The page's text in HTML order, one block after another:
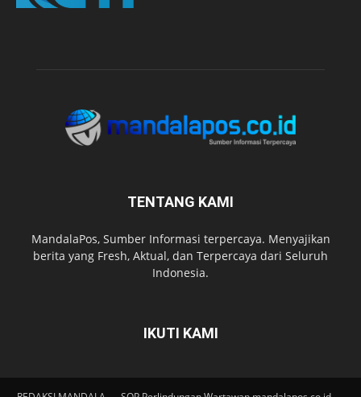
TENTANG KAMI
MandalaPos, Sumber Informasi terpercaya. Menyajikan
berita yang Fresh, Aktual, dan Terpercaya dari Seluruh
Indonesia.
IKUTI KAMI